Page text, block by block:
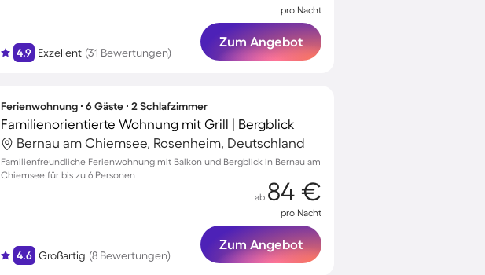
4.9 Exzellent (31 Bewertungen)
pro Nacht
Zum Angebot
Ferienwohnung ∙ 6 Gäste ∙ 2 Schlafzimmer
Familienorientierte Wohnung mit Grill | Bergblick
Bernau am Chiemsee, Rosenheim, Deutschland
Familienfreundliche Ferienwohnung mit Balkon und Bergblick in Bernau am
Chiemsee für bis zu 6 Personen
4.6 Großartig (8 Bewertungen)
ab 84 €
pro Nacht
Zum Angebot